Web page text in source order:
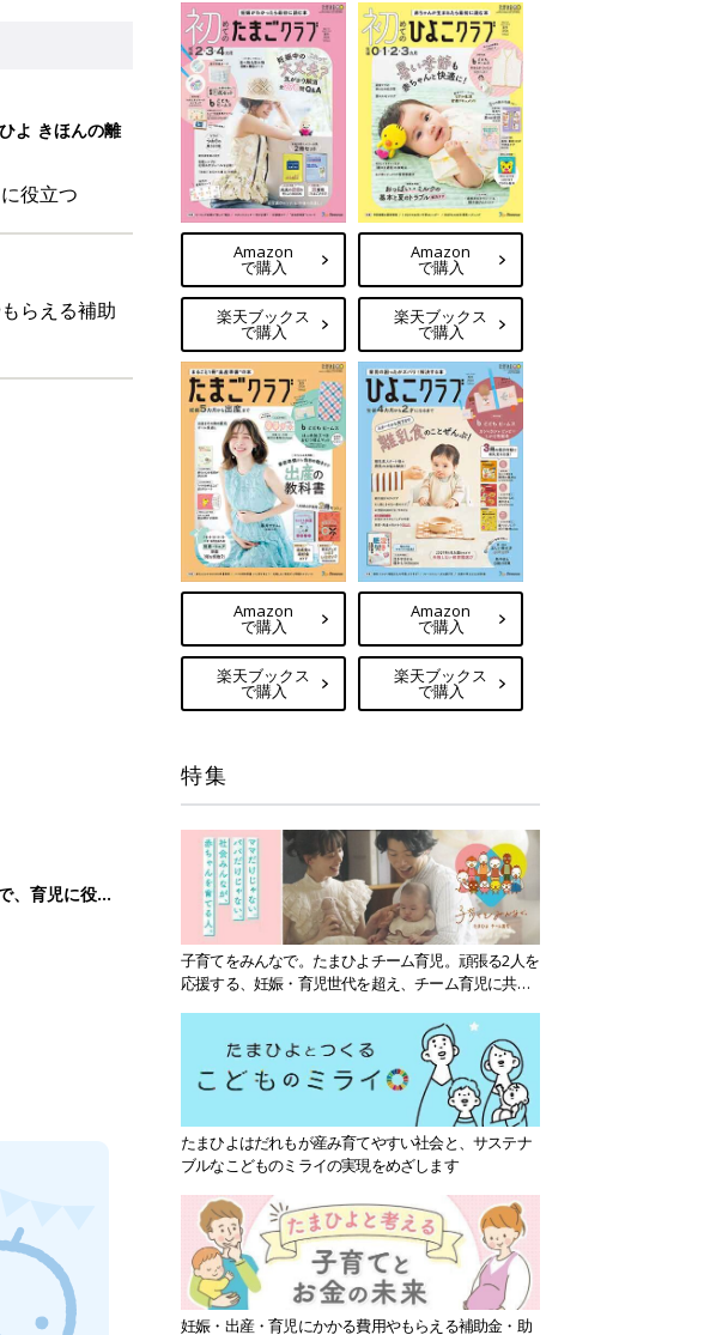
よ きほんの離
役立つ
らえる補助
、育児に役立
Amazon
で購入
楽天ブックス
で購入
Amazon
で購入
楽天ブックス
で購入
Amazon
で購入
楽天ブックス
で購入
Amazon
で購入
楽天ブックス
で購入
特集
子育てをみんなで。たまひよチーム育児。頑張る2人を
応援する、妊娠・育児世代を超え、チーム育児に共感
たまひよはだれもが産み育てやすい社会と、サステナ
ブルなこどものミライの実現をめざします
妊娠・出産・育児にかかる費用やもらえる補助金・助